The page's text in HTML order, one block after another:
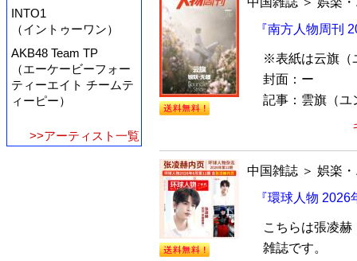
INTO1
（イントゥーワン）
AKB48 Team TP
（エーケービーフォー
ティーエイト チームテ
ィーピー）
>>アーティスト一覧
『南方人物周刊
※表紙は云旗（
封面：ー
記事：雲旗（ユ
中国雑誌 ＞ 娯楽
『環球人物
こちらは張凌
雑誌です。